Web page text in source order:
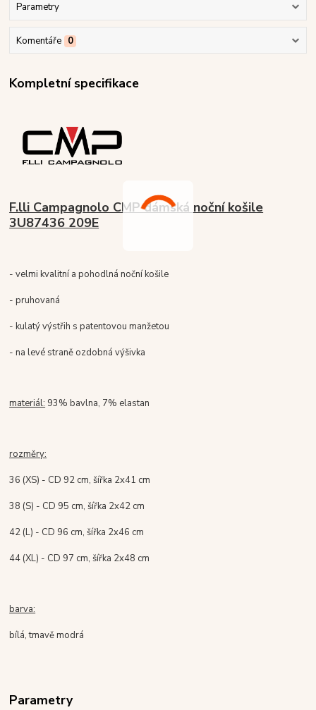
Parametry
Komentáře 0
Kompletní specifikace
F.lli Campagnolo CMP dámská noční košile
3U87436 209E
- velmi kvalitní a pohodlná noční košile
- pruhovaná
- kulatý výstřih s patentovou manžetou
- na levé straně ozdobná výšivka
materiál: 93% bavlna, 7% elastan
rozměry:
36 (XS) - CD 92 cm, šířka 2x41 cm
38 (S) - CD 95 cm, šířka 2x42 cm
42 (L) - CD 96 cm, šířka 2x46 cm
44 (XL) - CD 97 cm, šířka 2x48 cm
barva:
bílá, tmavě modrá
Parametry